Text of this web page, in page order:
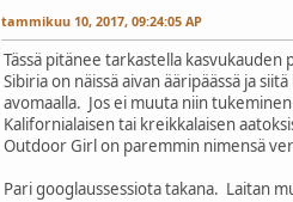
tammikuu 10, 2017, 09:24:05 AP
Tässä pitänee tarkastella
Sibiria on näissä aivan ääripäässä ja
avomaalla. Jos ei muuta niin
Kalifornialaisen tai kreikkalaisen
Outdoor Girl on paremmin nimensä
Pari googlaussessiota takana. Laitan